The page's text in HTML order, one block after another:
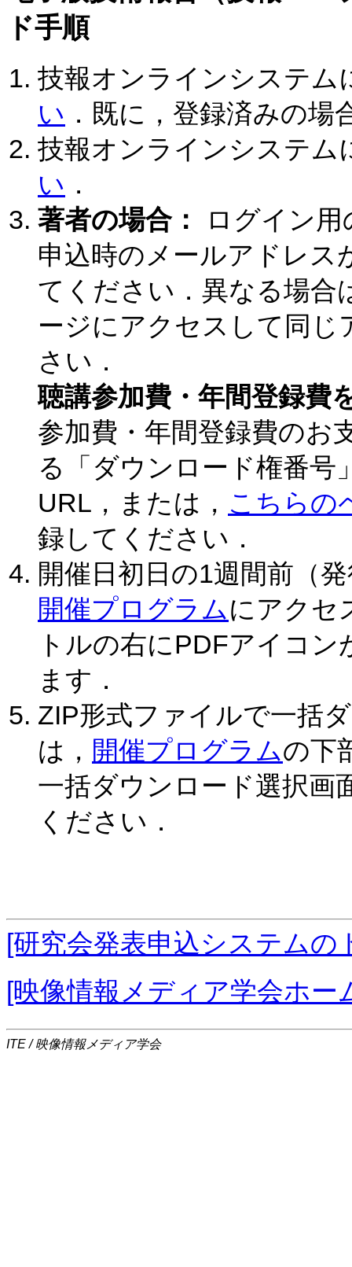
ド手順
技報オンラインシステム
い ．既に，登録済みの場
技報オンラインシステム
い ．
著者の場合：
ログイン
申込時のメールアドレス
てください．異なる場合
ージにアクセスして同
さい．
聴講参加費・年間登録費
参加費・年間登録費のお
る「ダウンロード権番号
URL，または， こちらの
録してください．
開催日初日の1週間前（
開催プログラムにアクセ
トルの右にPDFアイコ
ます．
ZIP形式ファイルで一括
は， 開催プログラムの下
一括ダウンロード選択画
ください．
[研究会発表申込システム
[映像情報メディア学会ホー
ITE / 映像情報メディア学会